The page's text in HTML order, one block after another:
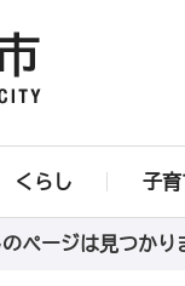
くらし 子育
ページは見つかり